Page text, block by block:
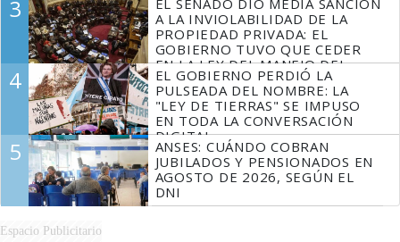
MARIDO
3
A LA INVIOLABILIDAD DE LA
PROPIEDAD PRIVADA: EL
GOBIERNO TUVO QUE CEDER
EN LA LEY DEL MANEJO DEL
FUEGO
4
EL GOBIERNO PERDIÓ LA
PULSEADA DEL NOMBRE: LA
"LEY DE TIERRAS" SE IMPUSO
EN TODA LA CONVERSACIÓN
DIGITAL
5
ANSES: CUÁNDO COBRAN
JUBILADOS Y PENSIONADOS EN
AGOSTO DE 2026, SEGÚN EL
DNI
Espacio Publicitario